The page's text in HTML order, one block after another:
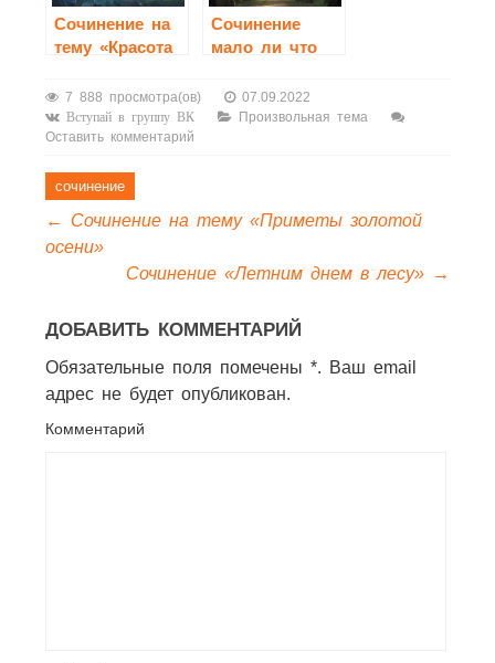
Сочинение на
тему «Красота
Сочинение
мало ли что
в лесу
7 888 просмотра(ов) 07.09.2022
Вступай в группу ВК
Произвольная тема
Оставить комментарий
сочинение
←
Cочинение на тему «Приметы золотой
осени»
Сочинение «Летним днем в лесу» →
ДОБАВИТЬ КОММЕНТАРИЙ
Обязательные поля помечены *. Ваш email
адрес не будет опубликован.
Комментарий